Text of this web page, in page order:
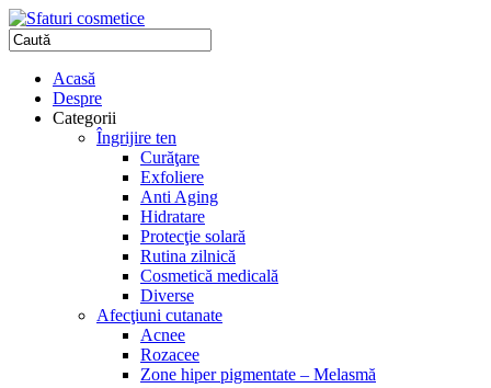
Acasă
Despre
Categorii
Îngrijire ten
Curăţare
Exfoliere
Anti Aging
Hidratare
Protecţie solară
Rutina zilnică
Cosmetică medicală
Diverse
Afecţiuni cutanate
Acnee
Rozacee
Zone hiper pigmentate – Melasmă